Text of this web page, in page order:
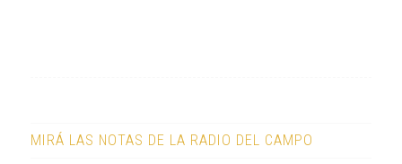
MIRÁ LAS NOTAS DE LA RADIO DEL CAMPO